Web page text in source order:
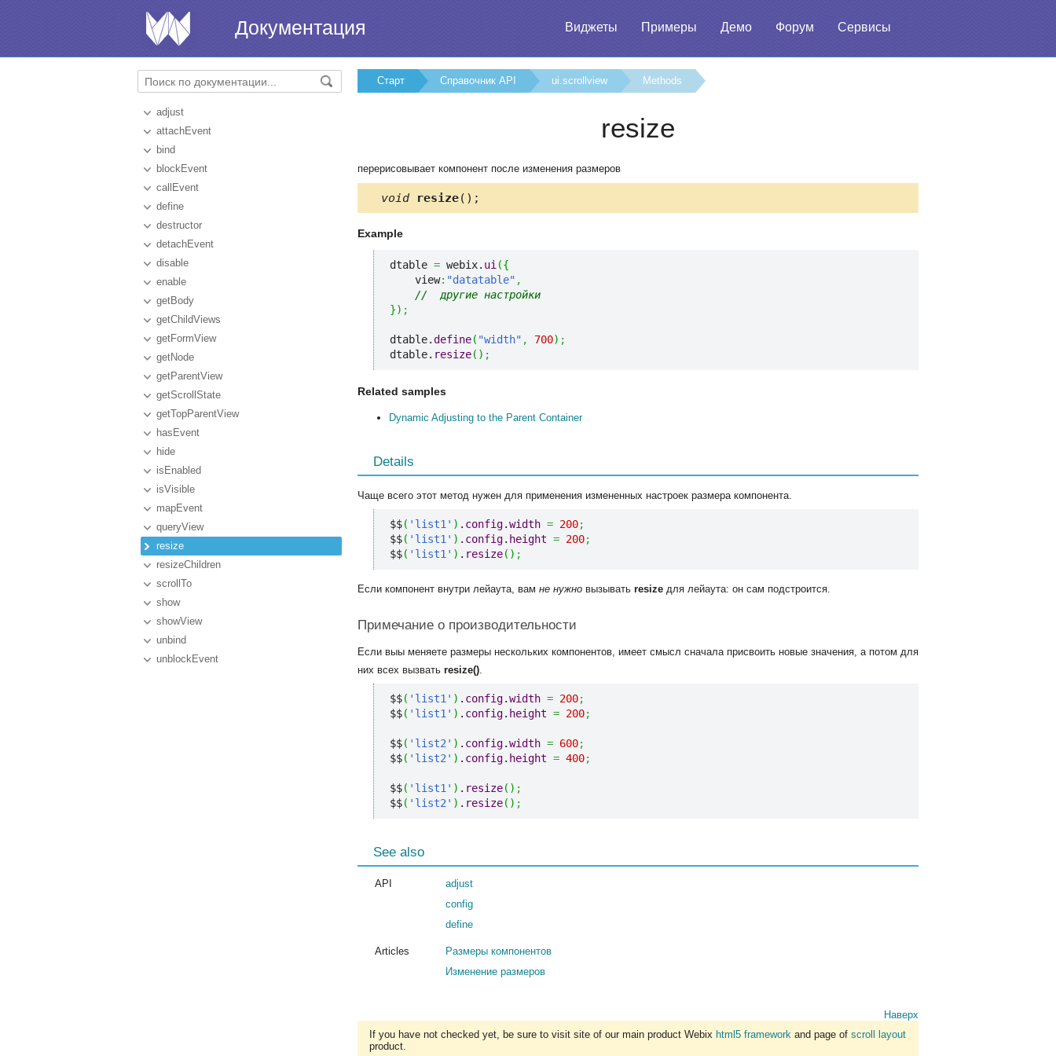
Виджеты Примеры Демо Форум Сервисы
Документация
adjust
attachEvent
bind
blockEvent
callEvent
define
destructor
detachEvent
disable
enable
getBody
getChildViews
getFormView
getNode
getParentView
getScrollState
getTopParentView
hasEvent
hide
isEnabled
isVisible
mapEvent
queryView
resize
resizeChildren
scrollTo
show
showView
unbind
unblockEvent
Старт Справочник API ui.scrollview Methods
resize
перерисовывает компонент после изменения размеров
void resize();
Example
dtable = webix. ui ({
    view
: "datatable" ,
//  другие настройки
}) ;
dtable.define( "width" , 700) ;
dtable. resize( ) ;
Related samples
Dynamic Adjusting to the Parent Container
Details
Чаще всего этот метод нужен для применения измененных настроек размера компонента.
$$( 'list1' ) . config.width = 200;
$$( 'list1' ) . config. height = 200;
$$( 'list1' ) . resize( ) ;
Если компонент внутри лейаута, вам не нужно вызывать resize для лейаута: он сам подстроится.
Примечание о производительности
Если выы меняете размеры нескольких компонентов, имеет смысл сначала присвоить новые значения, а потом для
них всех вызвать resize()
$$( 'list1' ) . config.width = 200;
$$( 'list1' ) . config. height = 200;
$$( 'list2' ) . config.width = 600;
$$( 'list2' ) . config. height = 400;
$$( 'list1' ) . resize( ) ;
$$( 'list2' ) . resize( ) ;
See also
API
adjust
config
define
Articles
Размеры компонентов
Изменение размеров
Наверх
If you have not checked yet, be sure to visit site of our main product Webix html5 framework and page of scroll layout
product.